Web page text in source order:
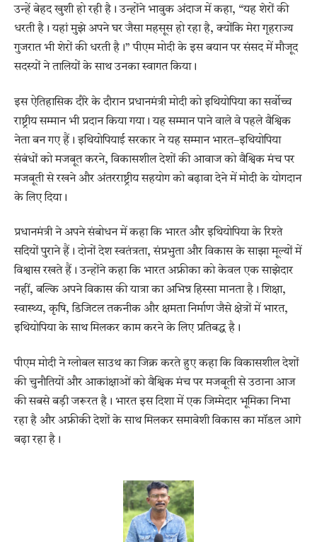
उन्हें बेहद खुशी हो रही है। उन्होंने भावुक अंदाज में कहा, “यह शेरों की
धरती है। यहां मुझे अपने घर जैसा महसूस हो रहा है, क्योंकि मेरा गृहराज्य
गुजरात भी शेरों की धरती है।” पीएम मोदी के इस बयान पर संसद में मौजूद
सदस्यों ने तालियों के साथ उनका स्वागत किया।
इस ऐतिहासिक दौरे के दौरान प्रधानमंत्री मोदी को इथियोपिया का सर्वोच्च
राष्ट्रीय सम्मान भी प्रदान किया गया। यह सम्मान पाने वाले वे पहले वैश्विक
नेता बन गए हैं। इथियोपियाई सरकार ने यह सम्मान भारत–इथियोपिया
संबंधों को मजबूत करने, विकासशील देशों की आवाज को वैश्विक मंच पर
मजबूती से रखने और अंतरराष्ट्रीय सहयोग को बढ़ावा देने में मोदी के योगदान
के लिए दिया।
प्रधानमंत्री ने अपने संबोधन में कहा कि भारत और इथियोपिया के रिश्ते
सदियों पुराने हैं। दोनों देश स्वतंत्रता, संप्रभुता और विकास के साझा मूल्यों में
विश्वास रखते हैं। उन्होंने कहा कि भारत अफ्रीका को केवल एक साझेदार
नहीं, बल्कि अपने विकास की यात्रा का अभिन्न हिस्सा मानता है। शिक्षा,
स्वास्थ्य, कृषि, डिजिटल तकनीक और क्षमता निर्माण जैसे क्षेत्रों में भारत,
इथियोपिया के साथ मिलकर काम करने के लिए प्रतिबद्ध है।
पीएम मोदी ने ग्लोबल साउथ का जिक्र करते हुए कहा कि विकासशील देशों
की चुनौतियों और आकांक्षाओं को वैश्विक मंच पर मजबूती से उठाना आज
की सबसे बड़ी जरूरत है। भारत इस दिशा में एक जिम्मेदार भूमिका निभा
रहा है और अफ्रीकी देशों के साथ मिलकर समावेशी विकास का मॉडल आगे
बढ़ा रहा है।